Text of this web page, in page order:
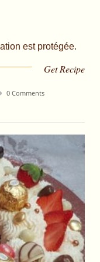
est protégée.
Get Recipe
0 Comments